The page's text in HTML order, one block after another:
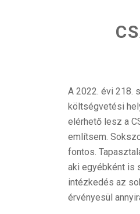
A 2022. évi 218.
költségvetési
elérhető lesz a
említsem.
fontos.
aki egyébként is
intézkedés az
érvényesül